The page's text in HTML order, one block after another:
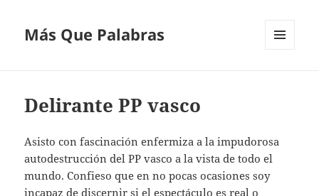
Más Que Palabras
Delirante PP vasco
Asisto con fascinación enfermiza a la impudorosa
autodestrucción del PP vasco a la vista de todo el
mundo. Confieso que en no pocas ocasiones soy
incapaz de discernir si el espectáculo es real o